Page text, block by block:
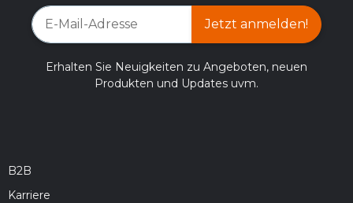
Jetzt anmelden!
Erhalten Sie Neuigkeiten zu Angeboten, neuen
Produkten und Updates uvm.
B2B
Karriere